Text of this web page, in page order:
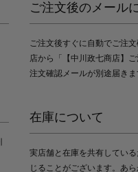
ご注文後のメール
ご注文後すぐに自動でご注
店から「【中川政七商店】
注文確認メールが別途届き
在庫について
実店舗と在庫を共有してい
じることがございます。あ